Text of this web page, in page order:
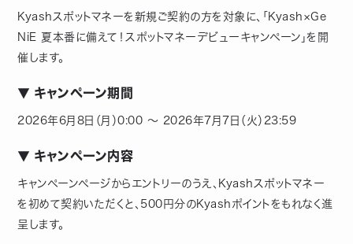
Kyashスポットマネーを新規ご契約の方を対象に、「Kyash×Ge
NiE 夏本番に備えて！スポットマネーデビューキャンペーン」を開
催します。
▼ キャンペーン期間
2026年6月8日（月）0:00 ～ 2026年7月7日（火）23:59
▼ キャンペーン内容
キャンペーンページからエントリーのうえ、Kyashスポットマネー
を初めて契約いただくと、500円分のKyashポイントをもれなく進
呈します。